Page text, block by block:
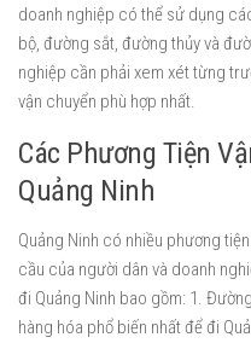
doanh nghiệp có thể sử dụng
bộ, đường sắt, đường thủy và
nghiệp cần phải xem xét từng
vận chuyển phù hợp nhất.
Các Phương Tiện
Quảng Ninh
Quảng Ninh có nhiều phương
cầu của người dân và doanh
đi Quảng Ninh bao gồm: 1.
hàng hóa phổ biến nhất để đi